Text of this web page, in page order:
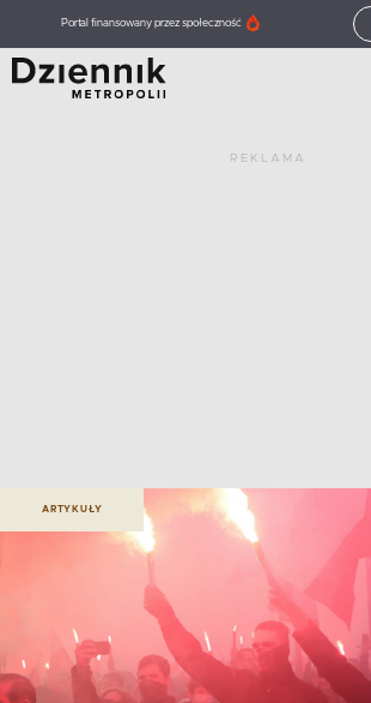
Portal finansowany przez społeczność
REKLAMA
ARTYKUŁY